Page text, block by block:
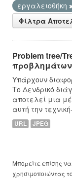
εργαλειοθήκη
Φίλτρα
Problem tree/
Υπάρχουν
Το Δενδρικό
αποτελεί μια
αυτή την
URL JPEG
Μπορείτε επίσης
χρησιμοποιώντας το